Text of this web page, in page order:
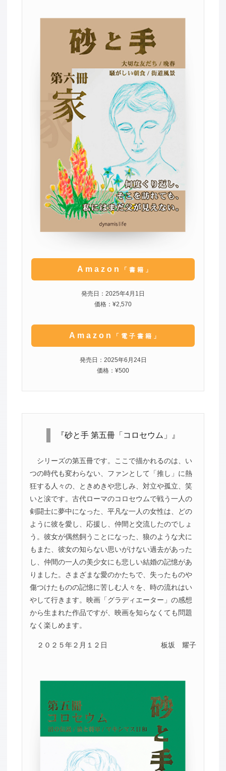
Amazon 「書籍」
発売日：2025年4月1日
価格：¥2,570
Amazon 「電子書籍」
発売日：2025年6月24日
価格：¥500
『砂と手 第五冊「コロセウム」』
シリーズの第五冊です。ここで描かれるのは、い
つの時代も変わらない、ファンとして「推し」に熱
狂する人々の、ときめきや悲しみ、対立や孤立、笑
いと涙です。古代ローマのコロセウムで戦う一人の
剣闘士に夢中になった、平凡な一人の女性は、どの
ように彼を愛し、応援し、仲間と交流したのでしょ
う。彼女が偶然飼うことになった、狼のような犬に
もまた、彼女の知らない思いがけない過去があった
し、仲間の一人の美少女にも悲しい結婚の記憶があ
りました。さまざまな愛のかたちで、失ったものや
傷つけたものの記憶に苦しむ人々を、時の流れはい
やして行きます。映画「グラディエーター」の感想
から生まれた作品ですが、映画を知らなくても問題
なく楽しめます。
２０２５年２月１２日 板坂 耀子